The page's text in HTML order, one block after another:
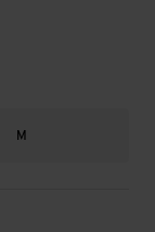
amethyst
M